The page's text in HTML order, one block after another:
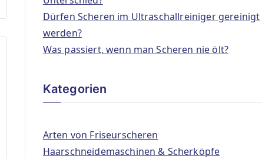
Dürfen Scheren im Ultraschallreiniger gereinigt
werden?
Was passiert, wenn man Scheren nie ölt?
Kategorien
Arten von Friseurscheren
Haarschneidemaschinen & Scherköpfe